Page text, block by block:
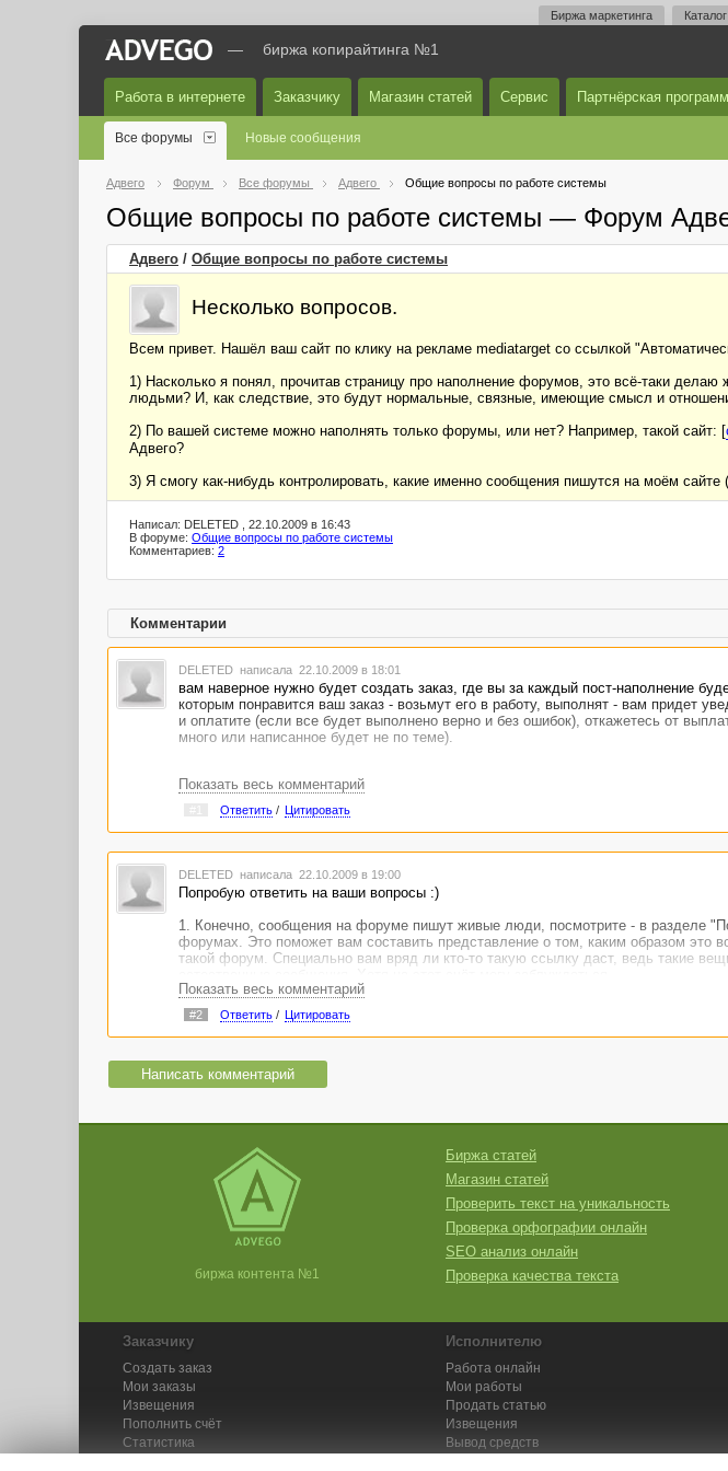
Биржа маркетинга
— биржа копирайтинга №1
Работа в интернете Заказчику Магазин статей Сервис Партнёрская
Все форумы Новые сообщения
Адвего Форум Все форумы Адвего Общие вопросы по работе системы
Общие вопросы по работе системы — Форум
Адвего / Общие вопросы по работе системы
Несколько вопросов.
Всем привет. Нашёл ваш сайт по клику на рекламе mediatarget со ссылкой
1) Насколько я понял, прочитав страницу про наполнение форумов, это всё-таки
людьми? И, как следствие, это будут нормальные, связные, имеющие смысл и
2) По вашей системе можно наполнять только форумы, или нет? Например, такой сайт: [
Адвего?
3) Я смогу как-нибудь контролировать, какие именно сообщения пишутся на моём
Написал: DELETED , 22.10.2009 в 16:43
В форуме: Общие вопросы по работе системы
Комментариев: 2
Комментарии
DELETED написала 22.10.2009 в 18:01
вам наверное нужно будет создать заказ, где вы за каждый пост-наполнение
которым понравится ваш заказ - возьмут его в работу, выполнят - вам придет
и оплатите (если все будет выполнено верно и без ошибок), откажетесь от
много или написанное будет не по теме).
Показать весь комментарий
Ответить/ Цитировать
DELETED написала 22.10.2009 в 19:00
Попробую ответить на ваши вопросы :)
1. Конечно, сообщения на форуме пишут живые люди, посмотрите - в разделе
форумах. Это поможет вам составить представление о том, каким образом это
такой форум. Специально вам вряд ли кто-то такую ссылку даст, ведь такие
2. Наполнять контентом можно любые сайты, ведь здесь заказывают не только
Соответственно и ваш сайт можно заполнить. К тому же, насколько мне
после того, как вы оплатите работу, она автоматически экспортируется на ваш
3.Конечно, вы сможете контролировать качество работ и их содержание. Когда
проверку, вы уже получите готовый отчёт, где будет, указано, уникален ли
устраивает, вы производите оплату. Со временем вы наработаете команду
Ну вот, как-то так.))) Безусловно, админы могут рассказать вам всё доходчивей,
Показать весь комментарий
#2 Ответить/ Цитировать
Написать комментарий
биржа контента №1
Биржа статей
Магазин статей
Проверить текст на уникальность
Проверка орфографии онлайн
SEO анализ онлайн
Проверка качества текста
Заказчику
Создать заказ
Мои заказы
Извещения
Пополнить счёт
Статистика
Исполнителю
Работа онлайн
Мои работы
Продать статью
Извещения
Вывод средств